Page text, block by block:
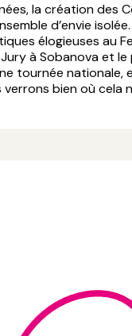
la création des
d’envie
élogieuses au
à Sobanova et le
tournée nationale,
bien où cela